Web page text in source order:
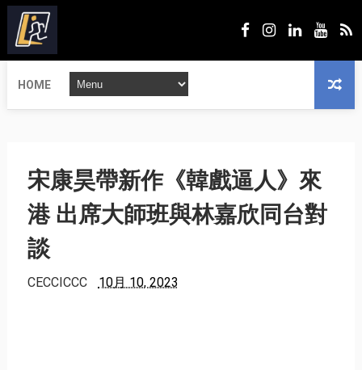
HOME
宋康昊帶新作《韓戲逼人》來
港 出席大師班與林嘉欣同台對
談
CECCICCC 10月 10, 2023